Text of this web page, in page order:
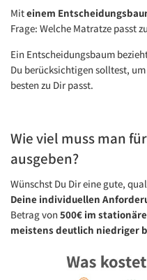
Miteinem
Frage: Welche Matratze passt
Ein Entscheidungsbaum
Du berücksichtigen solltest, um
besten zu Dir passt.
Wie viel muss man
ausgeben?
Wünschst Du Dir eine gute,
Deine individuellen
Betrag von 500€ im
meistens deutlich niedriger